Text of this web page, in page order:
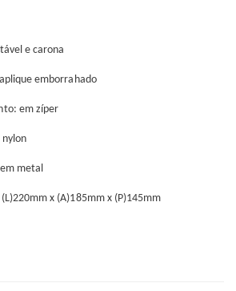
e carona
emborrahado
em zíper
metal
x (A)185mm x (P)145mm